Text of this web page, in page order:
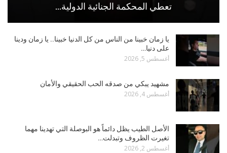
تعطي المحكمة الجنائية الدولية…
يا زمان خبينا من الناس من كل الدنيا خبينا.. يا زمان ودينا
على دنيا…
أغسطس 5, 2026
مشهيد يبكي من صدقه الحب الحقيقي والأمان
أغسطس 4, 2026
الأصل الطيب يظل دائماً هو البوصلة التي تهدينا مهما
تغيرت الظروف وتبدلت…
أغسطس 2, 2026